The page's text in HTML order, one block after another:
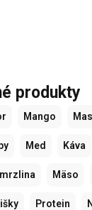
produkty
Mango
Med Káva
Mäso
Protein